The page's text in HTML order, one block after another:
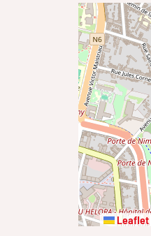
Leaflet